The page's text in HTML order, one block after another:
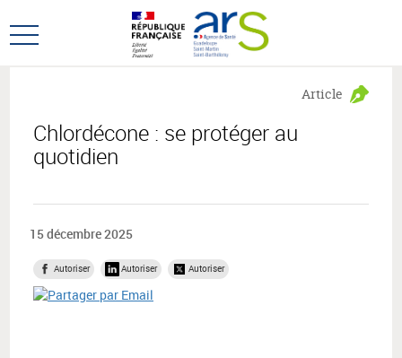
au
menu
au
contenu
Ouvrir
Chlordécone : se protéger au
quotidien
Article
15 décembre 2025
Autoriser Autoriser Autoriser